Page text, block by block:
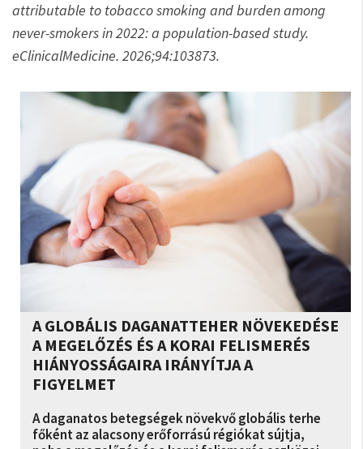
attributable to tobacco smoking and burden among
never-smokers in 2022: a population-based study.
eClinicalMedicine. 2026;94:103873.
A GLOBÁLIS DAGANATTEHER NÖVEKEDÉSE
A MEGELŐZÉS ÉS A KORAI FELISMERÉS
HIÁNYOSSÁGAIRA IRÁNYÍTJA A
FIGYELMET
A daganatos betegségek növekvő globális terhe
főként az alacsony erőforrású régiókat sújtja,